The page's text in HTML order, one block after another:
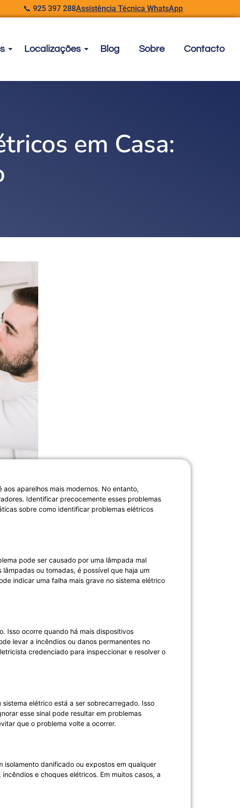
📞 925 397 288Assistência Técnica WhatsApp
Localizações Blog Sobre Contacto
em Casa:
aparelhos mais modernos. No entanto,
Identificar precocemente esses problemas
sobre como identificar problemas elétricos
pode ser causado por uma lâmpada mal
ou tomadas, é possível que haja um
indicar uma falha mais grave no sistema elétrico
Isso ocorre quando há mais dispositivos
levar a incêndios ou danos permanentes no
credenciado para inspeccionar e resolver o
elétrico está a ser sobrecarregado. Isso
esse sinal pode resultar em problemas
que o problema volte a ocorrer.
isolamento danificado ou expostos em qualquer
e choques elétricos. Em muitos casos, a